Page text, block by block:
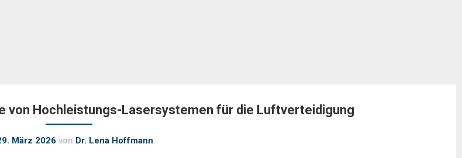
von Hochleistungs-Lasersystemen für die Luftverteidigung
März 2026 von Dr. Lena Hoffmann